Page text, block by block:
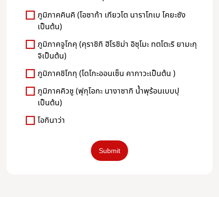
ภูมิภาคคินคิ (โอซาก้า เกียวโต นาราโกเบ โคยะซัง
เป็นต้น)
ภูมิภาคจูโกคุ (คุราชิกิ ฮิโรชิม่า อิซุโมะ ทตโตะริ ยามะกุ
จิเป็นต้น)
ภูมิภาคชิโกกุ (โดโกะออนเซ็น คากาวะเป็นต้น )
ภูมิภาคคิวชู (ฟุกุโอกะ นางาซากิ น้ำพุร้อนเบบปุ
เป็นต้น)
โอกินาว่า